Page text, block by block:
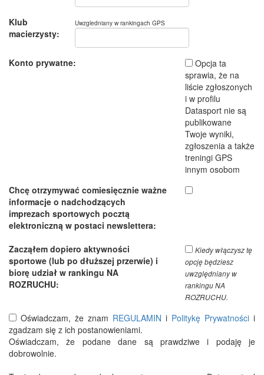
Klub
macierzysty:
Uwzgledniany w rankingach GPS
Konto prywatne:
Opcja ta
sprawia, że na
liście zgłoszonych
i w profilu
Datasport nie są
publikowane
Twoje wyniki,
zgłoszenia a także
treningi GPS
innym osobom
Chcę otrzymywać comiesięcznie ważne
informacje o nadchodzących
imprezach sportowych pocztą
elektroniczną w postaci newslettera:
Zacząłem dopiero aktywności
sportowe (lub po dłuższej przerwie) i
biorę udział w rankingu NA
ROZRUCHU:
Kiedy włączysz tę
opcję będziesz
uwzględniany w
rankingu NA
ROZRUCHU.
Oświadczam, że znam REGULAMIN i Politykę Prywatności i
zgadzam się z ich postanowieniami.
Oświadczam, że podane dane są prawdziwe i podaję je
dobrowolnie.